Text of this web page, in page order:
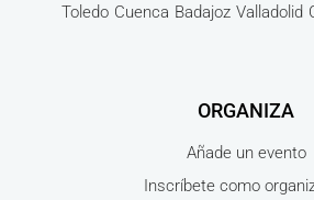
Toledo Cuenca Badajoz Valladolid
ORGANIZA
Añade un evento
Inscríbete como